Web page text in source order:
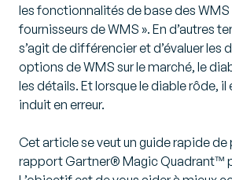
les fonctionnalités de base des WMS
fournisseurs de WMS ». En d’autres
s’agit de différencier et d’évaluer les
options de WMS sur le marché, le
les détails. Et lorsque le diable rôde, il
induit en erreur.
Cet article se veut un guide rapide de
rapport Gartner® Magic Quadrant™